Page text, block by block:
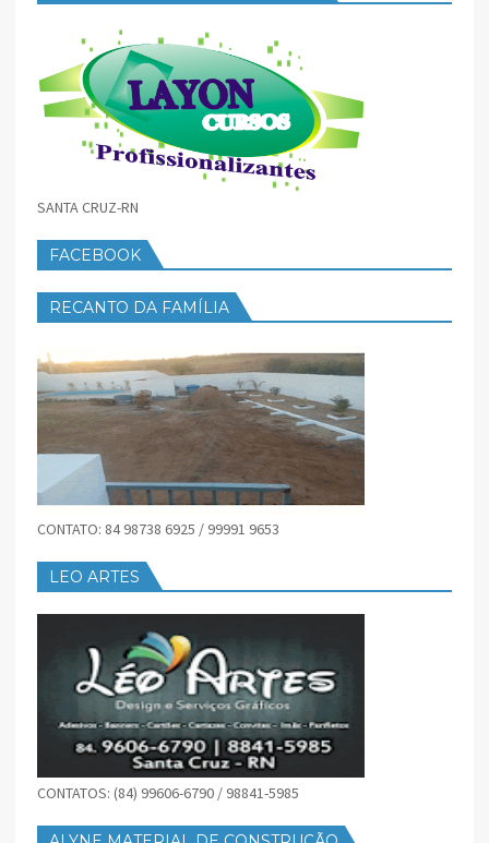
SANTA CRUZ-RN
FACEBOOK
RECANTO DA FAMÍLIA
CONTATO: 84 98738 6925 / 99991 9653
LEO ARTES
CONTATOS: (84) 99606-6790 / 98841-5985